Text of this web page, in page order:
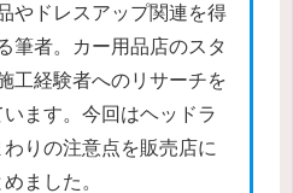
やドレスアップ関連を得
筆者。カー用品店のスタ
工経験者へのリサーチを
ます。今回はヘッドラ
りの注意点を販売店に
ました。